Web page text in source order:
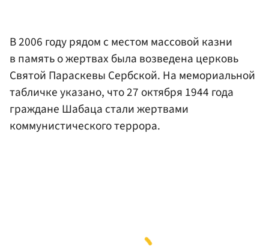
В 2006 году рядом с местом массовой казни
в память о жертвах была возведена церковь
Святой Параскевы Сербской. На мемориальной
табличке указано, что 27 октября 1944 года
граждане Шабаца стали жертвами
коммунистического террора.